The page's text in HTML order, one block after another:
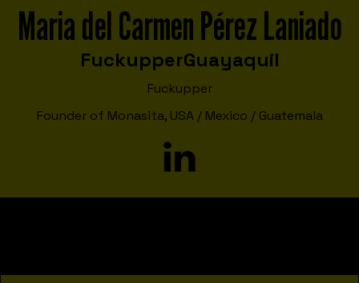
Maria del Carmen Pérez Laniado
FuckupperGuayaquil
Fuckupper
Founder of Monasita, USA / Mexico / Guatemala